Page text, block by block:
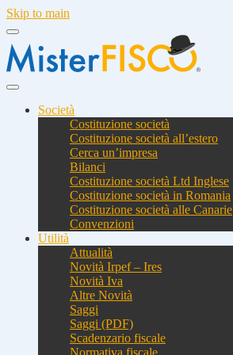
Skip to main
Società
Costituzione società
Costituzione società all’estero
Cerca un’impresa
Bilanci
Costituzione società Ltd Inglese
Costituzione società in Romania
Costituzione società alle Canarie
Convenzioni
Utilità
Attualità
Novità Irpef – Ires
Novità Iva
Altre Novità
Saggi
Saggi (PDF)
Scadenzario fiscale
Normativa fiscale